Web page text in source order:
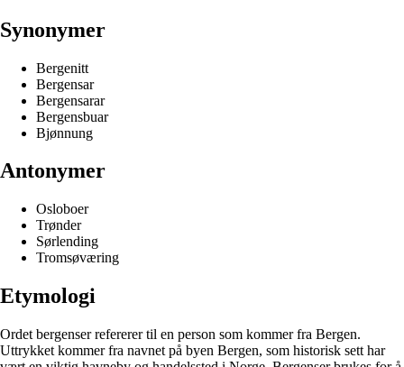
Synonymer
Bergenitt
Bergensar
Bergensarar
Bergensbuar
Bjønnung
Antonymer
Osloboer
Trønder
Sørlending
Tromsøværing
Etymologi
Ordet bergenser refererer til en person som kommer fra Bergen.
Uttrykket kommer fra navnet på byen Bergen, som historisk sett har